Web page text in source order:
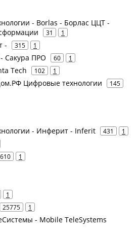
- Borlas - Борлас ЦЦТ -
31 1
- 315 1
Сакура ПРО 60 1
Tech 102 1
Цифровые технологии
145
- Инферит - Inferit 431 1
1
1
25775 1
- Mobile TeleSystems